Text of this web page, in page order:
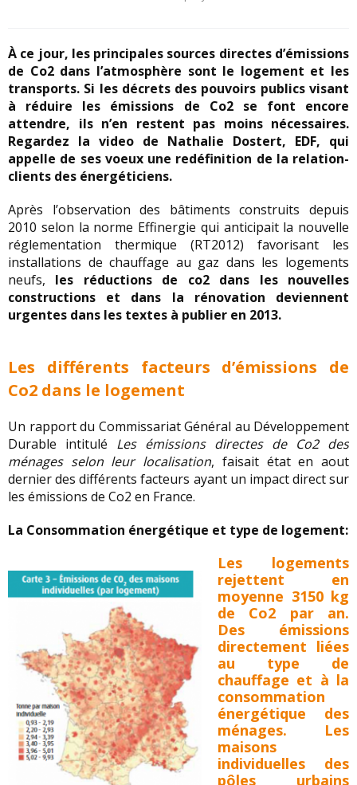
À ce jour, les principales sources directes d’émissions
de Co2 dans l’atmosphère sont le logement et les
transports. Si les décrets des pouvoirs publics visant
à réduire les émissions de Co2 se font encore
attendre, ils n’en restent pas moins nécessaires.
Regardez la video de Nathalie Dostert, EDF, qui
appelle de ses voeux une redéfinition de la relation-
clients des énergéticiens.
Après l’observation des bâtiments construits depuis
2010 selon la norme Effinergie qui anticipait la nouvelle
réglementation thermique (RT2012) favorisant les
installations de chauffage au gaz dans les logements
neufs, les réductions de co2 dans les nouvelles
constructions et dans la rénovation deviennent
urgentes dans les textes à publier en 2013.
Les différents facteurs d’émissions de
Co2 dans le logement
Un rapport du Commissariat Général au Développement
Durable intitulé Les émissions directes de Co2 des
ménages selon leur localisation, faisait état en aout
dernier des différents facteurs ayant un impact direct sur
les émissions de Co2 en France.
La Consommation énergétique et type de logement:
Les logements
rejettent en
moyenne 3150 kg
de Co2 par an.
Des émissions
directement liées
au type de
chauffage et à la
consommation
énergétique des
ménages. Les
maisons
individuelles des
pôles urbains